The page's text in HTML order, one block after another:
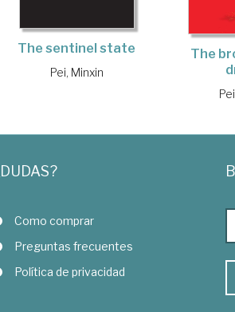
The sentinel state
Pei, Minxin
The
Como comprar
Preguntas frecuentes
Política de privacidad